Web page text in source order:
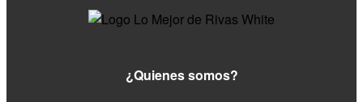
¿Quienes somos?